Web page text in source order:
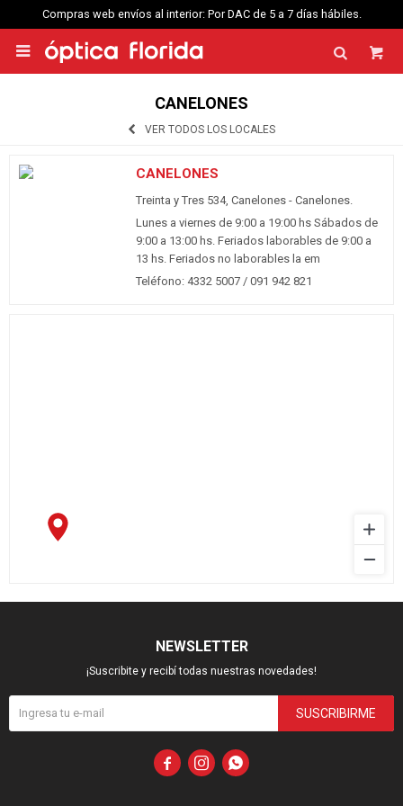
Compras web envíos al interior: Por DAC de 5 a 7 días hábiles.

CANELONES
VER TODOS LOS LOCALES
CANELONES
Treinta y Tres 534, Canelones - Canelones.
Lunes a viernes de 9:00 a 19:00 hs Sábados de
9:00 a 13:00 hs. Feriados laborables de 9:00 a
13 hs. Feriados no laborables la em
Teléfono: 4332 5007 / 091 942 821
NEWSLETTER
¡Suscribite y recibí todas nuestras novedades!
SUSCRIBIRME
  